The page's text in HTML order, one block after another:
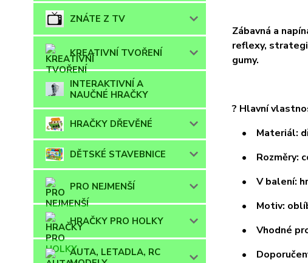
ZNÁTE Z TV
KREATIVNÍ TVOŘENÍ
INTERAKTIVNÍ A
NAUČNÉ HRAČKY
HRAČKY DŘEVĚNÉ
DĚTSKÉ STAVEBNICE
PRO NEJMENŠÍ
HRAČKY PRO HOLKY
AUTA, LETADLA, RC
Zábavná a
reflexy,
gumy.
? Hlavní
• Materiál:
• Rozměry:
• V balení:
• Motiv:
• Vhodné
•